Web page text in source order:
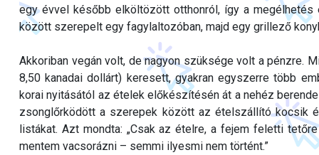
egy évvel később elköltözött otthonról, így a megélhetés
között szerepelt egy fagylaltozóban, majd egy grillező
Akkoriban vegán volt, de nagyon szüksége volt a pénzre.
8,50 kanadai dollárt) keresett, gyakran egyszerre több
korai nyitásától az ételek előkészítésén át a nehéz
zsonglőrködött a szerepek között az ételszállító kocsik
listákat. Azt mondta: „Csak az ételre, a fejem feletti
mentem vacsorázni – semmi ilyesmi nem történt.”